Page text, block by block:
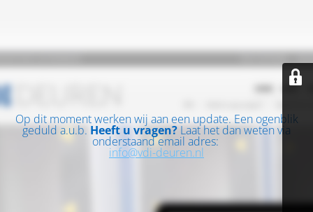
Op dit moment werken wij aan een update. Een ogenblik
geduld a.u.b. Heeft u vragen? Laat het dan weten via
onderstaand email adres:
info@vdi-deuren.nl